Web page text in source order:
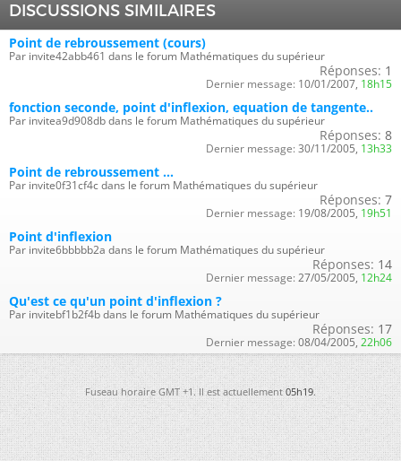
DISCUSSIONS SIMILAIRES
Point de rebroussement (cours)
Par invite42abb461 dans le forum Mathématiques du supérieur
Réponses: 1
Dernier message: 10/01/2007, 18h15
fonction seconde, point d'inflexion, equation de tangente..
Par invitea9d908db dans le forum Mathématiques du supérieur
Réponses: 8
Dernier message: 30/11/2005, 13h33
Point de rebroussement ...
Par invite0f31cf4c dans le forum Mathématiques du supérieur
Réponses: 7
Dernier message: 19/08/2005, 19h51
Point d'inflexion
Par invite6bbbbb2a dans le forum Mathématiques du supérieur
Réponses: 14
Dernier message: 27/05/2005, 12h24
Qu'est ce qu'un point d'inflexion ?
Par invitebf1b2f4b dans le forum Mathématiques du supérieur
Réponses: 17
Dernier message: 08/04/2005, 22h06
Fuseau horaire GMT +1. Il est actuellement05h19.